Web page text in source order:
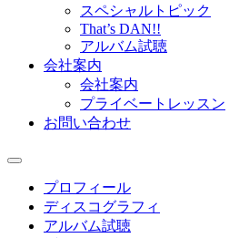
スペシャルトピック
That’s DAN!!
アルバム試聴
会社案内
会社案内
プライベートレッスン
お問い合わせ
プロフィール
ディスコグラフィ
アルバム試聴